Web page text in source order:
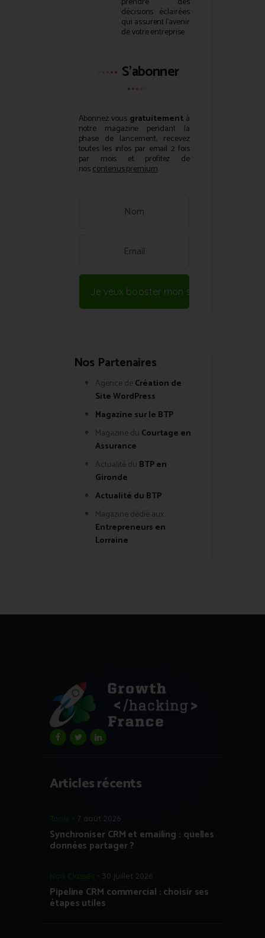
décisions éclairées
qui assurent l’avenir
de votre entreprise.
S'abonner
Abonnez vous gratuitementà
notre magazine pendant la
phase de lancement, recevez
toutes les infos par email 2 fois
par mois et profitez de
noscontenus premium.
Je veux booster mon site !
Nos Partenaires
Agence de Création de
Site WordPress
Magazine sur le BTP
Magazine du Courtage en
Assurance
Actualité du BTP en
Gironde
Actualité du BTP
Magazine dédié aux
Entrepreneurs en
Lorraine
Articles récents
Tools 7 août 2026
Synchroniser CRM et emailing : quelles
données partager ?
Non Classés 30 juillet 2026
Pipeline CRM commercial : choisir ses
étapes utiles